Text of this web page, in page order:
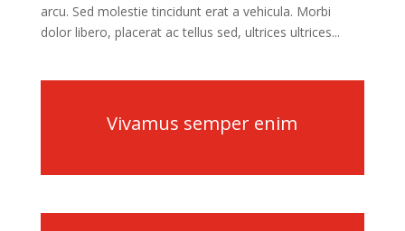
arcu. Sed molestie tincidunt erat a vehicula. Morbi
dolor libero, placerat ac tellus sed, ultrices ultrices...
Vivamus semper enim